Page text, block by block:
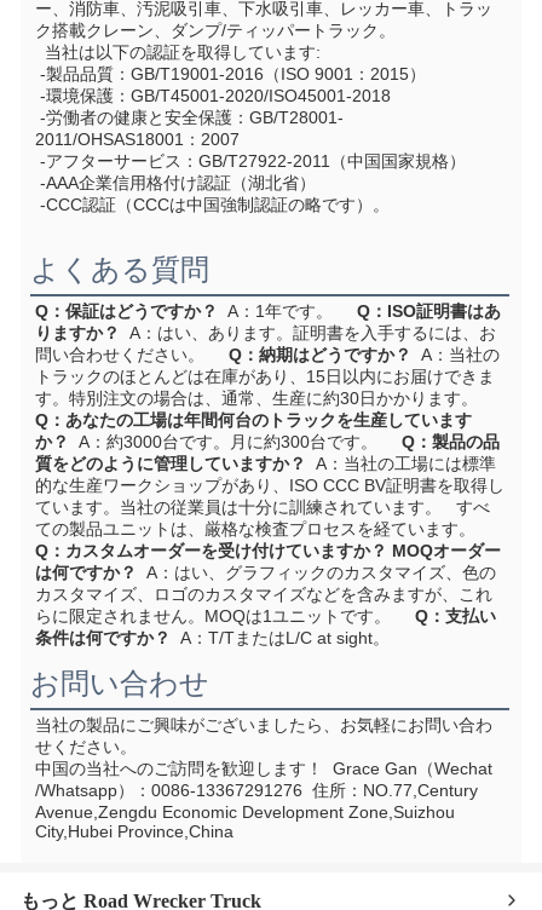
ー、消防車、汚泥吸引車、下水吸引車、レッカー車、トラッ
ク搭載クレーン、ダンプ/ティッパートラック。
  当社は以下の認証を取得しています:
-製品品質：GB/T19001-2016（ISO 9001：2015）
-環境保護：GB/T45001-2020/ISO45001-2018
2011/OHSAS18001：2007
-アフターサービス：GB/T27922-2011（中国国家規格）
-AAA企業信用格付け認証（湖北省）
-CCC認証（CCCは中国強制認証の略です）。
よくある質問
Q：保証はどうですか？
  A：1年です。
Q：ISO証明書はあ
りますか？
  A：はい、あります。証明書を入手するには、お
問い合わせください。 Q：納期はどうですか？
  A：当社の
トラックのほとんどは在庫があり、15日以内にお届けできま
Q：あなたの工場は年間何台のトラックを生産しています
か？
  A：約3000台です。月に約300台です。
Q：製品の品
質をどのように管理していますか？
  A：当社の工場には標準
的な生産ワークショップがあり、ISO CCC BV証明書を取得し
ています。当社の従業員は十分に訓練されています。   すべ
Q：カスタムオーダーを受け付けていますか？ MOQオーダー
は何ですか？
  A：はい、グラフィックのカスタマイズ、色の
カスタマイズ、ロゴのカスタマイズなどを含みますが、これ
らに限定されません。MOQは1ユニットです。 Q：支払い
条件は何ですか？
  A：T/TまたはL/C at sight。
お問い合わせ
当社の製品にご興味がございましたら、お気軽にお問い合わ
せください。
中国の当社へのご訪問を歓迎します！
  Grace Gan（Wechat
/Whatsapp）：0086-13367291276  住所： NO.77,Century
Avenue,Zengdu Economic Development Zone,Suizhou
City,Hubei Province,China
もっと Road Wrecker Truck